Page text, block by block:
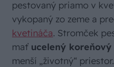
pestovaný priamo v
vykopaný zo zeme a
kvetináča. Stromček
mať ucelený koreňový
menší „životný“